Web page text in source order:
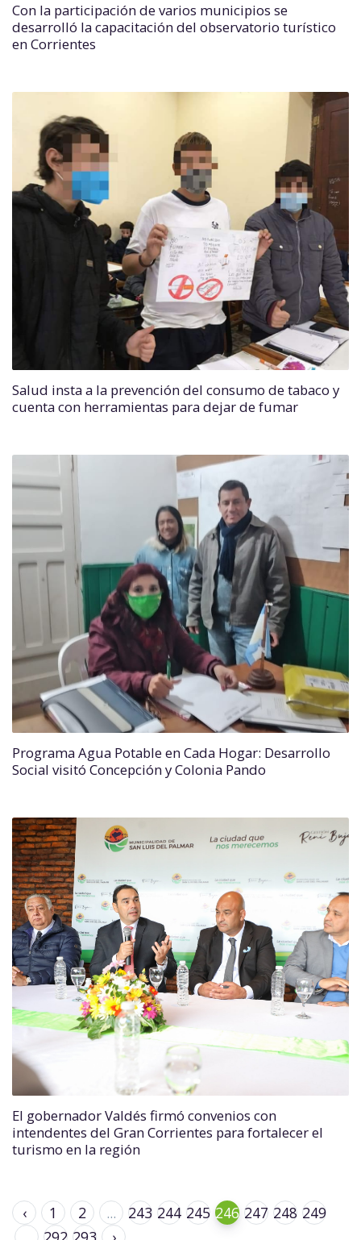
Con la participación de varios municipios se
desarrolló la capacitación del observatorio turístico
en Corrientes
Salud insta a la prevención del consumo de tabaco y
cuenta con herramientas para dejar de fumar
Programa Agua Potable en Cada Hogar: Desarrollo
Social visitó Concepción y Colonia Pando
El gobernador Valdés firmó convenios con
intendentes del Gran Corrientes para fortalecer el
turismo en la región
‹ 1 2 ... 243 244 245 246 247 248 249